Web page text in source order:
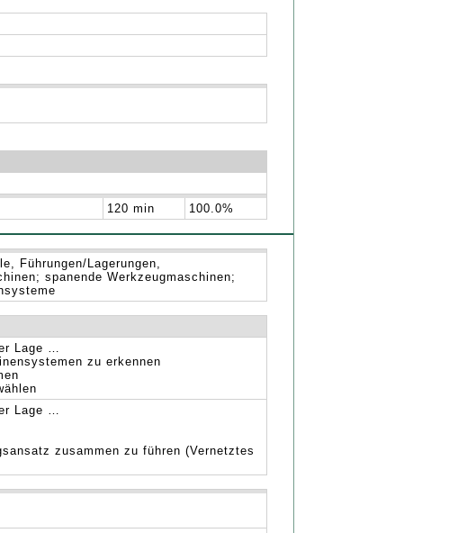
120 min 100.0%
Führungen/Lagerungen,
spanende Werkzeugmaschinen;
Lage …
zu erkennen
Lage …
zusammen zu führen (Vernetztes